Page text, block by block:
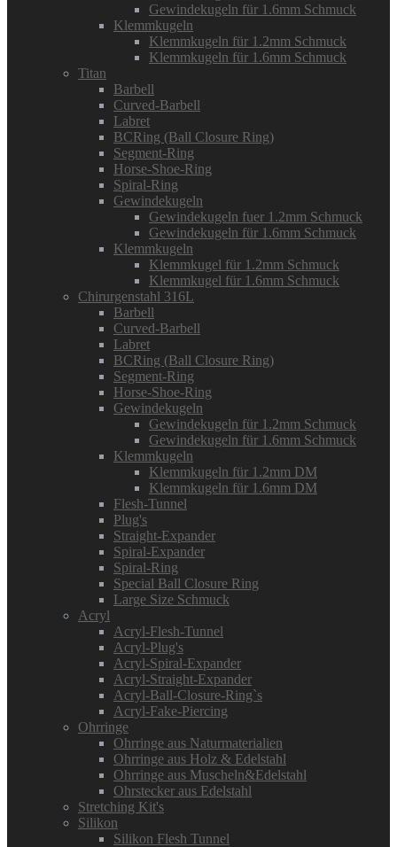
Gewindekugeln für 1.6mm Schmuck
Klemmkugeln
Klemmkugeln für 1.2mm Schmuck
Klemmkugeln für 1.6mm Schmuck
Titan
Barbell
Curved-Barbell
Labret
BCRing (Ball Closure Ring)
Segment-Ring
Horse-Shoe-Ring
Spiral-Ring
Gewindekugeln
Gewindekugeln fuer 1.2mm Schmuck
Gewindekugeln für 1.6mm Schmuck
Klemmkugeln
Klemmkugel für 1.2mm Schmuck
Klemmkugel für 1.6mm Schmuck
Chirurgenstahl 316L
Barbell
Curved-Barbell
Labret
BCRing (Ball Closure Ring)
Segment-Ring
Horse-Shoe-Ring
Gewindekugeln
Gewindekugeln für 1.2mm Schmuck
Gewindekugeln für 1.6mm Schmuck
Klemmkugeln
Klemmkugeln für 1.2mm DM
Klemmkugeln für 1.6mm DM
Flesh-Tunnel
Plug's
Straight-Expander
Spiral-Expander
Spiral-Ring
Special Ball Closure Ring
Large Size Schmuck
Acryl
Acryl-Flesh-Tunnel
Acryl-Plug's
Acryl-Spiral-Expander
Acryl-Straight-Expander
Acryl-Ball-Closure-Ring`s
Acryl-Fake-Piercing
Ohrringe
Ohrringe aus Naturmaterialien
Ohrringe aus Holz & Edelstahl
Ohrringe aus Muscheln&Edelstahl
Ohrstecker aus Edelstahl
Stretching Kit's
Silikon
Silikon Flesh Tunnel